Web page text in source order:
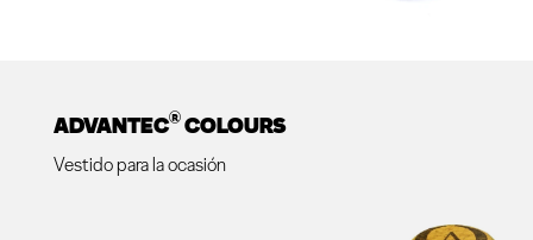
ADVANTEC®COLOURS
Vestido para la ocasión